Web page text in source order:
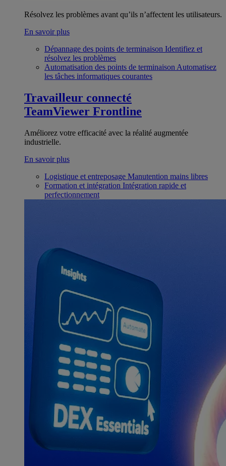
Résolvez les problèmes avant qu’ils n’affectent les utilisateurs.
En savoir plus
Dépannage des points de terminaison Identifiez et
résolvez les problèmes
Automatisation des points de terminaison Automatisez
les tâches informatiques courantes
Travailleur connecté
TeamViewer Frontline
Améliorez votre efficacité avec la réalité augmentée
industrielle.
En savoir plus
Logistique et entreposage Manutention mains libres
Formation et intégration Intégration rapide et
perfectionnement